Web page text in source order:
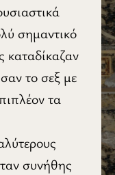
σημαντικό
καταδίκαζαν
το σεξ με
τα
συνήθης